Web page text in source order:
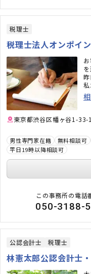
税理士
税理士法人オンポイ
私
東京都渋谷区幡ヶ谷1-
男性専門家在籍 無料相談可
平日19時以降相談可
この事務所の電話
050-3188-
公認会計士 税理士
林憲太郎公認会計士